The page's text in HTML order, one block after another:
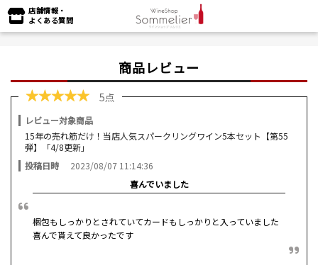
店舗情報・
よくある質問
商品レビュー
★★★★★ 5点
レビュー対象商品
15年の売れ筋だけ！当店人気スパークリングワイン5本セット【第55
弾】「4/8更新」
投稿日時
2023/08/07 11:14:36
喜んでいました
梱包もしっかりとされていてカードもしっかりと入っていました
喜んで貰えて良かったです